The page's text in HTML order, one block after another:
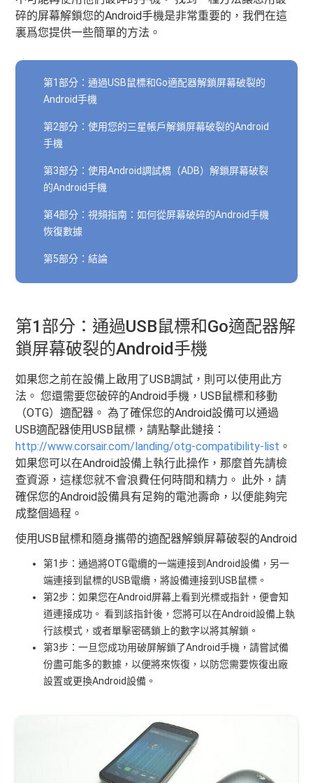
碎的屏幕解鎖您的Android手機是非常重要的，我們在這
裏爲您提供一些簡單的方法。
第1部分：通過USB鼠標和Go適配器解鎖屏幕破裂的
Android手機
第2部分：使用您的三星帳戶解鎖屏幕破裂的Android
手機
第3部分：使用Android調試橋（ADB）解鎖屏幕破裂
的Android手機
第4部分：視頻指南：如何從屏幕破碎的Android手機
恢復數據
第5部分：結論
第1部分：通過USB鼠標和Go適配器解
鎖屏幕破裂的Android手機
如果您之前在設備上啟用了USB調試，則可以使用此方
法。 您還需要您破碎的Android手機，USB鼠標和移動
（OTG）適配器。 為了確保您的Android設備可以通過
USB適配器使用USB鼠標，請點擊此鏈接：
http://www.corsair.com/landing/otg-compatibility-list 。
如果您可以在Android設備上執行此操作，那麼首先請檢
查資源，這樣您就不會浪費任何時間和精力。 此外，請
確保您的Android設備具有足夠的電池壽命，以便能夠完
成整個過程。
使用USB鼠標和隨身攜帶的適配器解鎖屏幕破裂的Android
第1步：通過將OTG電纜的一端連接到Android設備，另一
端連接到鼠標的USB電纜，將設備連接到USB鼠標。
第2步：如果您在Android屏幕上看到光標或指針，便會知
道連接成功。 看到該指針後，您將可以在Android設備上執
行該模式，或者單擊密碼鎖上的數字以將其解鎖。
第3步：一旦您成功用破屏解鎖了Android手機，請嘗試備
份盡可能多的數據，以便將來恢復，以防您需要恢復出廠
設置或更換Android設備。